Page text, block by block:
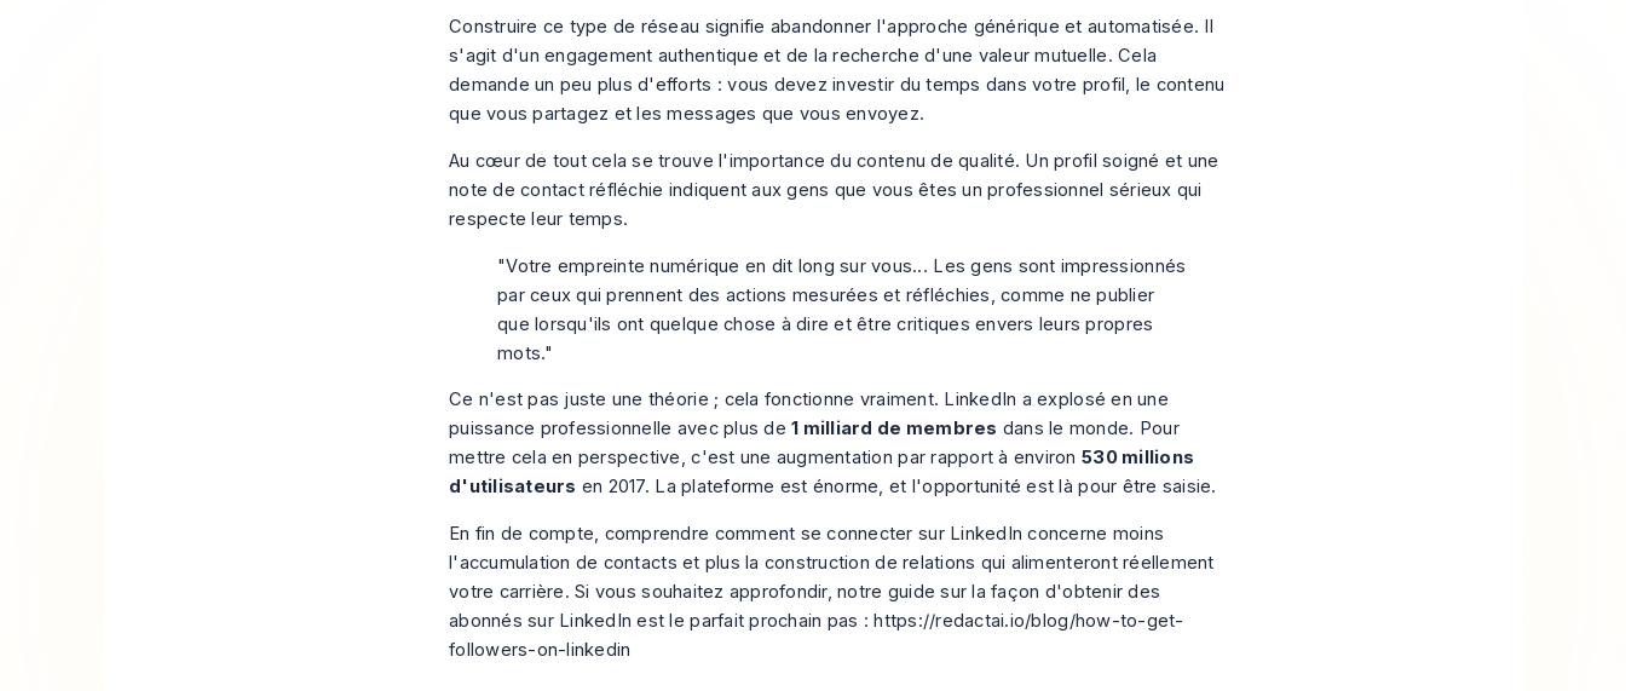
Construire ce type de réseau signifie abandonner l'approche générique et automatisée. Il
s'agit d'un engagement authentique et de la recherche d'une valeur mutuelle. Cela
demande un peu plus d'efforts : vous devez investir du temps dans votre profil, le contenu
que vous partagez et les messages que vous envoyez.
Au cœur de tout cela se trouve l'importance du contenu de qualité. Un profil soigné et une
note de contact réfléchie indiquent aux gens que vous êtes un professionnel sérieux qui
respecte leur temps.
"Votre empreinte numérique en dit long sur vous... Les gens sont impressionnés
par ceux qui prennent des actions mesurées et réfléchies, comme ne publier
que lorsqu'ils ont quelque chose à dire et être critiques envers leurs propres
mots."
Ce n'est pas juste une théorie ; cela fonctionne vraiment. LinkedIn a explosé en une
puissance professionnelle avec plus de1 milliard de membres dans le monde. Pour
mettre cela en perspective, c'est une augmentation par rapport à environ 530 millions
d'utilisateurs en 2017. La plateforme est énorme, et l'opportunité est là pour être saisie.
En fin de compte, comprendre comment se connecter sur LinkedIn concerne moins
l'accumulation de contacts et plus la construction de relations qui alimenteront réellement
votre carrière. Si vous souhaitez approfondir, notre guide sur la façon d'obtenir des
abonnés sur LinkedIn est le parfait prochain pas :https://redactai.io/blog/how-to-get-
followers-on-linkedin